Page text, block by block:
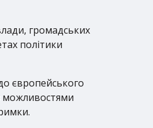
громадських
політики
європейського
можливостями